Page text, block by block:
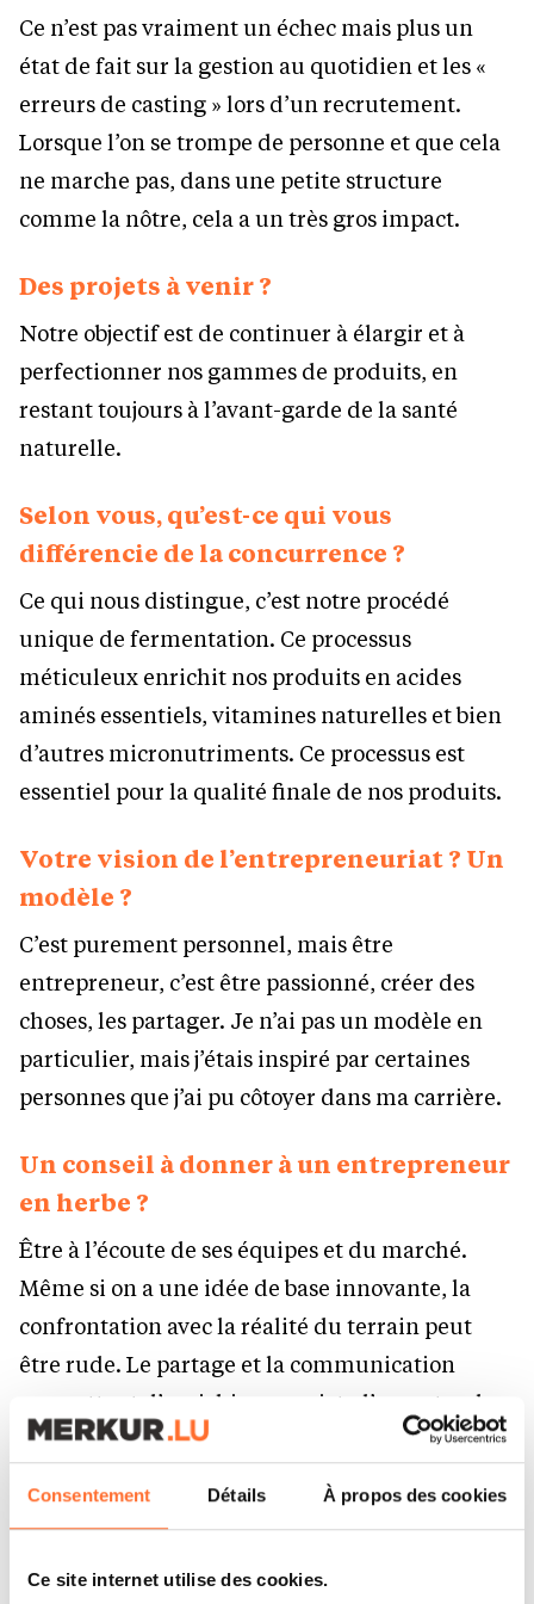
Consentement Détails À propos des cookies
Ce site internet utilise des cookies.
Ce n’est pas vraiment un échec mais plus un
état de fait sur la gestion au quotidien et les «
erreurs de casting » lors d’un recrutement.
Lorsque l’on se trompe de personne et que cela
ne marche pas, dans une petite structure
comme la nôtre, cela a un très gros impact.
Des projets à venir ?
Notre objectif est de continuer à élargir et à
perfectionner nos gammes de produits, en
restant toujours à l’avant-garde de la santé
naturelle.
Selon vous, qu’est-ce qui vous
différencie de la concurrence ?
Ce qui nous distingue, c’est notre procédé
unique de fermentation. Ce processus
méticuleux enrichit nos produits en acides
aminés essentiels, vitamines naturelles et bien
d’autres micronutriments. Ce processus est
essentiel pour la qualité finale de nos produits.
Votre vision de l’entrepreneuriat ? Un
modèle ?
C’est purement personnel, mais être
entrepreneur, c’est être passionné, créer des
choses, les partager. Je n’ai pas un modèle en
particulier, mais j’étais inspiré par certaines
personnes que j’ai pu côtoyer dans ma carrière.
Un conseil à donner à un entrepreneur
en herbe ?
Être à l’écoute de ses équipes et du marché.
Même si on a une idée de base innovante, la
confrontation avec la réalité du terrain peut
être rude. Le partage et la communication
permettent d’enrichir un projet, d’apporter des
améliorations auxquelles on n’aurait pas pensé !
Quelles difficultés rencontrez-vous
surmonter ?